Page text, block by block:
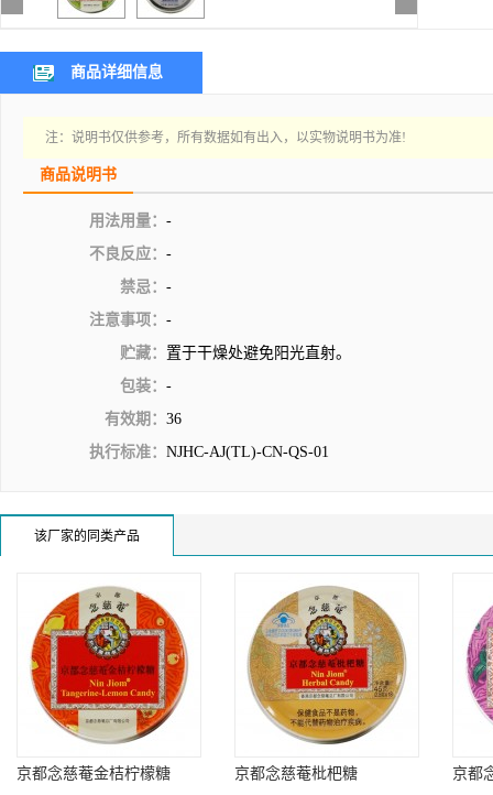
商品详细信息
注：说明书仅供参考，所有数据如有出入，以实物说明书为准!
商品说明书
用法用量： -
不良反应： -
禁忌： -
注意事项： -
贮藏： 置于干燥处避免阳光直射。
包装： -
有效期： 36
执行标准： NJHC-AJ(TL)-CN-QS-01
该厂家的同类产品
京都念慈菴金桔柠檬糖 京都念慈菴枇杷糖 京都